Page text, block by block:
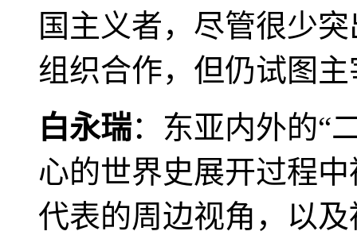
国主义者，尽管很少
组织合作，但仍试图
白永瑞：东亚内外的“
心的世界史展开过程
代表的周边视角，以